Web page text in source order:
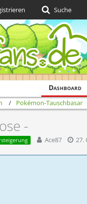
Dashboard
Suche
Pokémon-Tauschbasar
-
Ace87 27.